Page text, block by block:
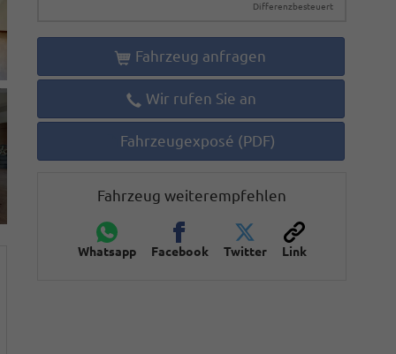
Differenzbesteuert
Fahrzeug anfragen
Wir rufen Sie an
Fahrzeugexposé (PDF)
Fahrzeug weiterempfehlen
Whatsapp Facebook Twitter Link